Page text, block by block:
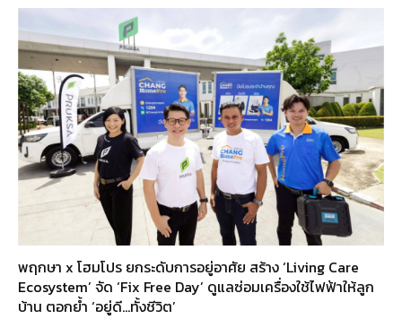
พฤกษา x โฮมโปร ยกระดับการอยู่อาศัย สร้าง ‘Living Care
Ecosystem’ จัด ‘Fix Free Day’ ดูแลซ่อมเครื่องใช้ไฟฟ้าให้ลูก
บ้าน ตอกย้ำ ‘อยู่ดี…ทั้งชีวิต’